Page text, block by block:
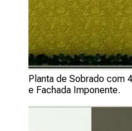
Planta de Sobrado com
e Fachada Imponente.